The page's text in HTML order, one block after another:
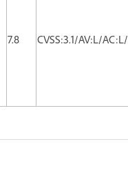
7.8 CVSS:3.1/AV:L/